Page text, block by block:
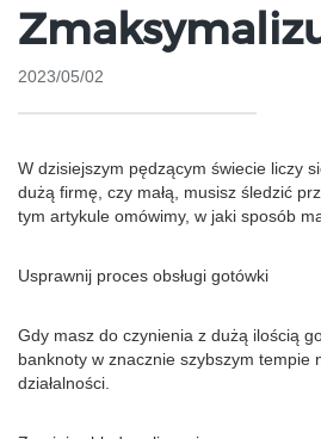
2023/05/02
W dzisiejszym pędzącym świecie liczy
dużą firmę, czy małą, musisz śledzić
tym artykule omówimy, w jaki sposób
Usprawnij proces obsługi gotówki
Gdy masz do czynienia z dużą ilością
banknoty w znacznie szybszym tempie
działalności.